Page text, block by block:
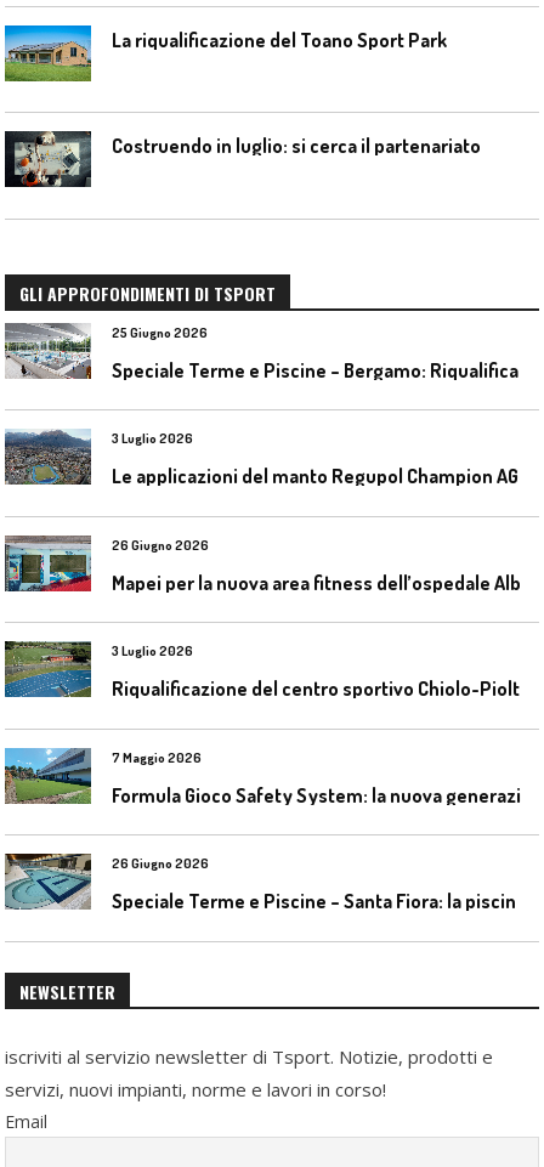
La riqualificazione del Toano Sport Park
Costruendo in luglio: si cerca il partenariato
GLI APPROFONDIMENTI DI TSPORT
25 Giugno 2026
3 Luglio 2026
26 Giugno 2026
3 Luglio 2026
7 Maggio 2026
26 Giugno 2026
NEWSLETTER
iscriviti al servizio newsletter di Tsport. Notizie, prodotti e
servizi, nuovi impianti, norme e lavori in corso!
Email